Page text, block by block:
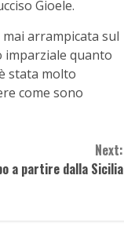
Gioele.
arrampicata sul
imparziale quanto
stata molto
come sono
Next:
a partire dalla Sicilia